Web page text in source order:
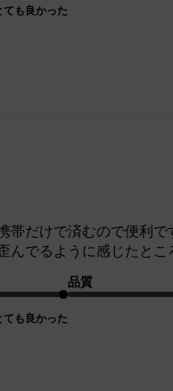
ても良かった
帯だけで済むので便利で
んでるように感じたとこ
ても良かった
品質